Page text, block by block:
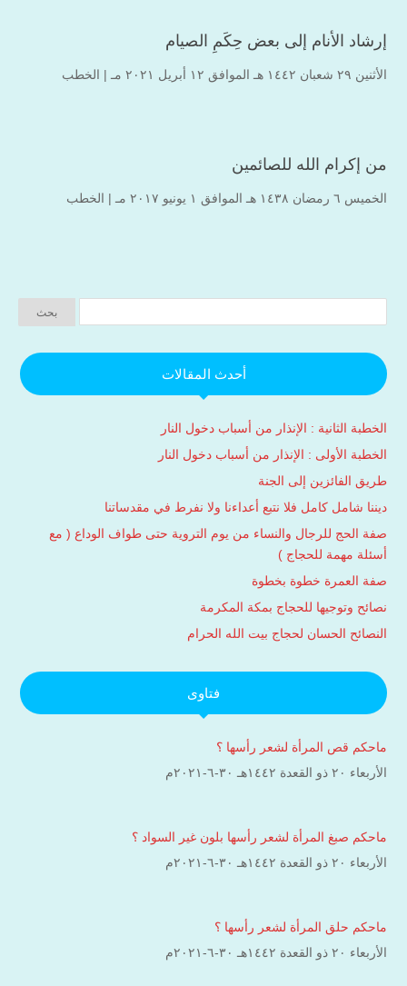
إرشاد الأنام إلى بعض حِكَمِ الصيام
الأثنين ۲۹ شعبان ۱٤٤۲ هـ الموافق ۱۲ أبريل ۲۰۲۱ مـ | الخطب
من إكرام الله للصائمين
الخميس ٦ رمضان ۱٤۳۸ هـ الموافق ۱ يونيو ۲۰۱۷ مـ | الخطب
أحدث المقالات
الخطبة الثانية : الإنذار من أسباب دخول النار
الخطبة الأولى : الإنذار من أسباب دخول النار
طريق الفائزين إلى الجنة
ديننا شامل كامل فلا نتبع أعداءنا ولا نفرط في مقدساتنا
صفة الحج للرجال والنساء من يوم التروية حتى طواف الوداع ( مع
أسئلة مهمة للحجاج )
صفة العمرة خطوة بخطوة
نصائح وتوجيها للحجاج بمكة المكرمة
النصائح الحسان لحجاج بيت الله الحرام
فتاوى
ماحكم قص المرأة لشعر رأسها ؟
الأربعاء ۲۰ ذو القعدة ۱٤٤۲هـ ۳۰-٦-۲۰۲۱م
ماحكم صبغ المرأة لشعر رأسها بلون غير السواد ؟
الأربعاء ۲۰ ذو القعدة ۱٤٤۲هـ ۳۰-٦-۲۰۲۱م
ماحكم حلق المرأة لشعر رأسها ؟
الأربعاء ۲۰ ذو القعدة ۱٤٤۲هـ ۳۰-٦-۲۰۲۱م